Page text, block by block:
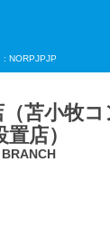
: NORPJPJP
苫小牧
店）